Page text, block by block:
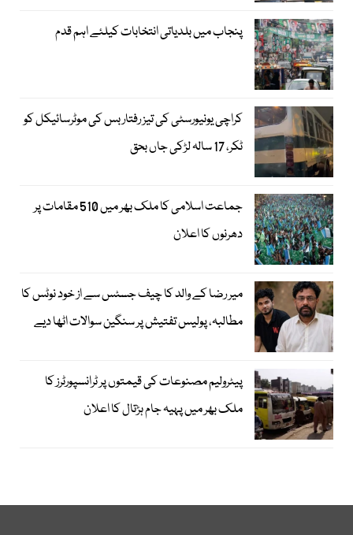
پنجاب میں بلدیاتی انتخابات کیلئے اہم قدم
کراچی یونیورسٹی کی تیز رفتار بس کی موٹرسائیکل کو
ٹکر، 17 سالہ لڑکی جاں بحق
جماعت اسلامی کا ملک بھر میں 510 مقامات پر
دھرنوں کا اعلان
میر رضا کے والد کا چیف جسٹس سے از خود نوٹس کا
مطالبہ، پولیس تفتیش پر سنگین سوالات اٹھا دیے
پیٹرولیم مصنوعات کی قیمتوں پر ٹرانسپورٹرز کا
ملک بھر میں پہیہ جام ہڑتال کا اعلان